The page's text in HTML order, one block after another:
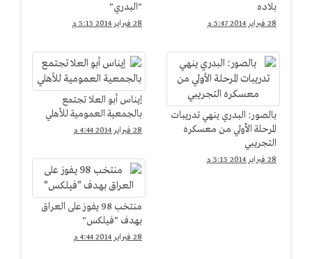
بلاده
28 فبراير 2014 5:47 م
"البدري"
28 فبراير 2014 5:15 م
بالصور: البدري ينهي تدريبات
المرحلة الأولي من معسكره
التجريبي
28 فبراير 2014 5:15 م
إيناس أبو العلا تجتمع
بالجمعية العمومية للأهلي
28 فبراير 2014 4:44 م
منتخب 98 يفوز على العراق
بهدف "فيلكس"
28 فبراير 2014 4:44 م